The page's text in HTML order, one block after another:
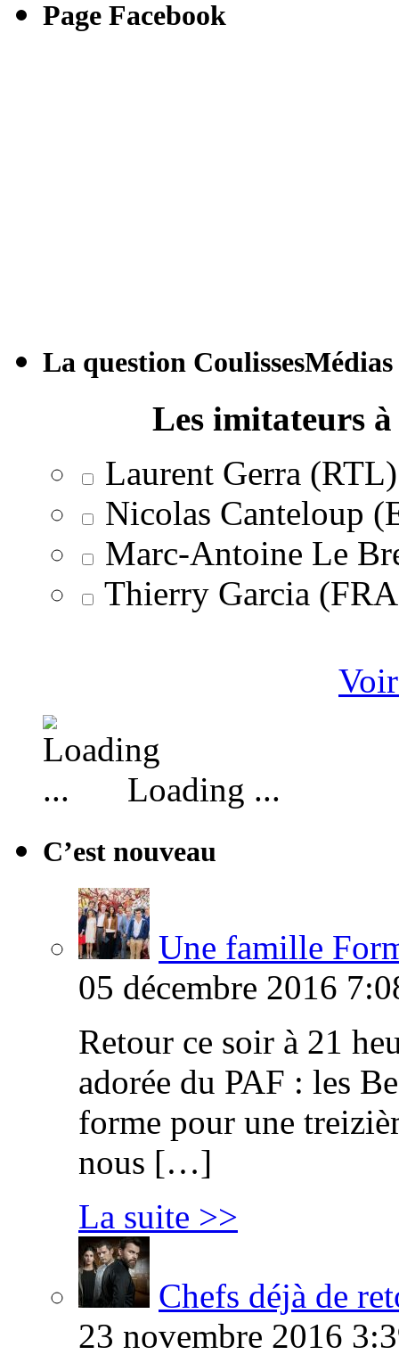
Page Facebook
La question CoulissesMédias
Les imitateurs
Laurent Gerra (RTL)
Nicolas Canteloup
Marc-Antoine Le
Thierry Garcia
Loading ...
C’est nouveau
Une famille
05 décembre 2016
Retour ce soir à 21
adorée du PAF : les
forme pour une
nous […]
La suite >>
Chefs déjà de
23 novembre 2016